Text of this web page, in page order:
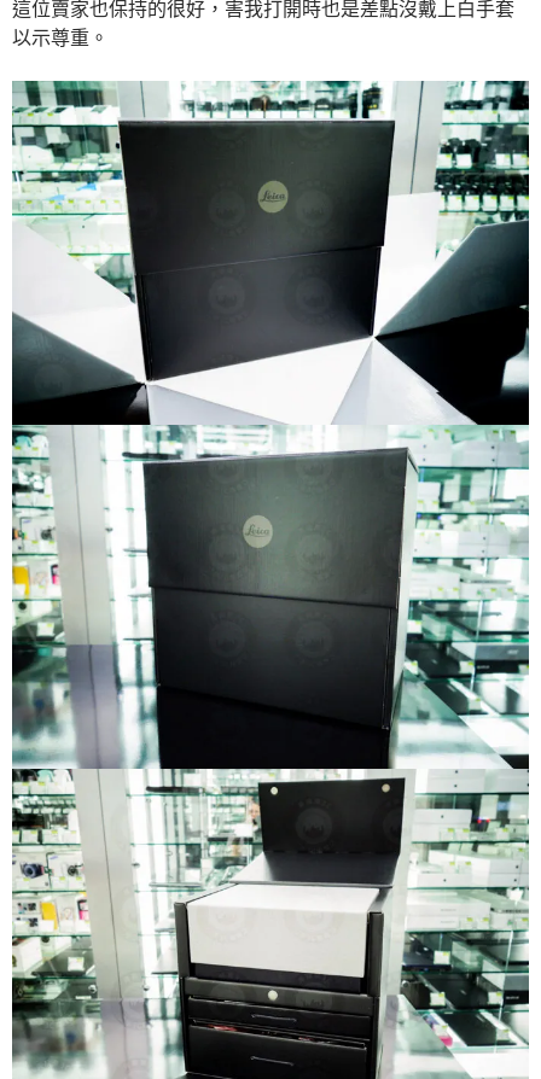
這位賣家也保持的很好，害我打開時也是差點沒戴上白手套
以示尊重。